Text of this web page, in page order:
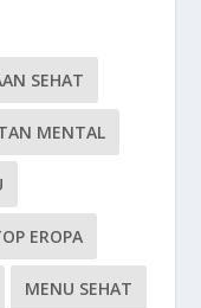
SEHAT
MENTAL
EROPA
MENU SEHAT